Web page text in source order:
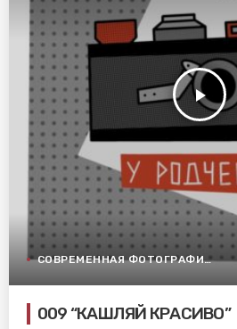
play_arrow
СОВРЕМЕННАЯ ФОТОГРАФИЯ
009 “КАШЛЯЙ КРАСИВО”